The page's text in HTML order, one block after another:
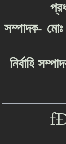
সম্পাদক- মোঃ
নির্বাহি